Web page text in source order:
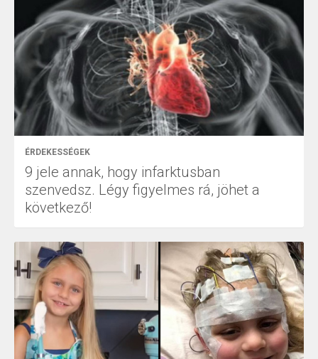
ÉRDEKESSÉGEK
9 jele annak, hogy infarktusban
szenvedsz. Légy figyelmes rá, jöhet a
következő!